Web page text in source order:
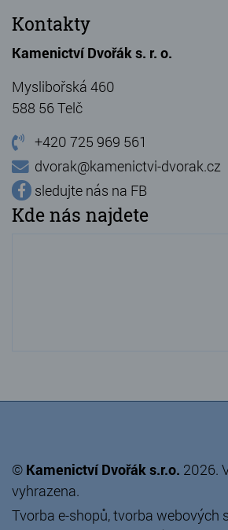
Kontakty
Kamenictví Dvořák s. r. o.
Myslibořská 460
588 56 Telč
+420 725 969 561
dvorak@kamenictvi-dvorak.cz
sledujte nás na FB
Kde nás najdete
© Kamenictví Dvořák s.r.o. 2026.
vyhrazena.
Tvorba e-shopů,tvorba webových